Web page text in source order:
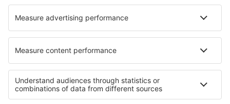
Hotels in Pians Hotels in Gunten Hotels in Englewood
Hotels in Carrick-on-Shannon Hotels in Casalina
Hotels in Onzonilla Hotels in Gournay-sur-Marne
Die besten Hotels - Regionen
Hotels Okinawa Hotels in Niagarafälle